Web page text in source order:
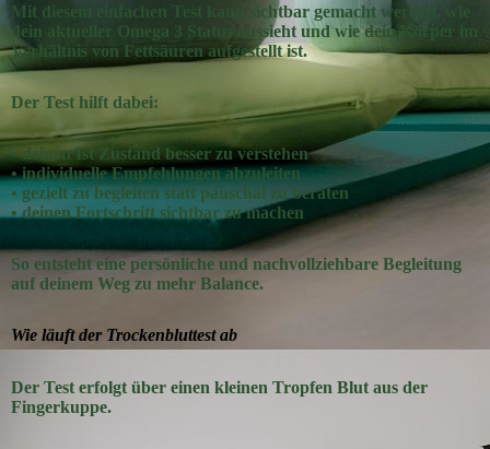
Mit diesem einfachen Test kann sichtbar gemacht werden, wie
dein aktueller Omega 3 Status aussieht und wie dein Körper im
Verhältnis von Fettsäuren aufgestellt ist.
Der Test hilft dabei:
• deinen Ist Zustand besser zu verstehen
• individuelle Empfehlungen abzuleiten
• gezielt zu begleiten statt pauschal zu beraten
• deinen Fortschritt sichtbar zu machen
So entsteht eine persönliche und nachvollziehbare Begleitung
auf deinem Weg zu mehr Balance.
Wie läuft der Trockenbluttest ab
Der Test erfolgt über einen kleinen Tropfen Blut aus der
Fingerkuppe.